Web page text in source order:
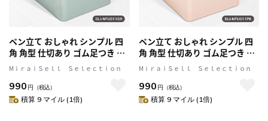
ペン立て おしゃれ シンプル 四
角 角型 仕切あり ゴム足つき く
すみカラー グリーン nusign[ニ
ューサイン] DLI-NFU011GR
MⅰｒａｉＳｅｌｌ Ｓｅｌｅｃｔｉｏｎ
990 円 （税込）
積算 9 マイル (1倍)
ペン立て おしゃれ シンプル 四
角 角型 仕切あり ゴム足つき く
すみカラー ピンク nusign[ニュ
ーサイン] DLI-NFU011PK
MⅰｒａｉＳｅｌｌ Ｓｅｌｅｃｔｉｏｎ
990 円 （税込）
積算 9 マイル (1倍)